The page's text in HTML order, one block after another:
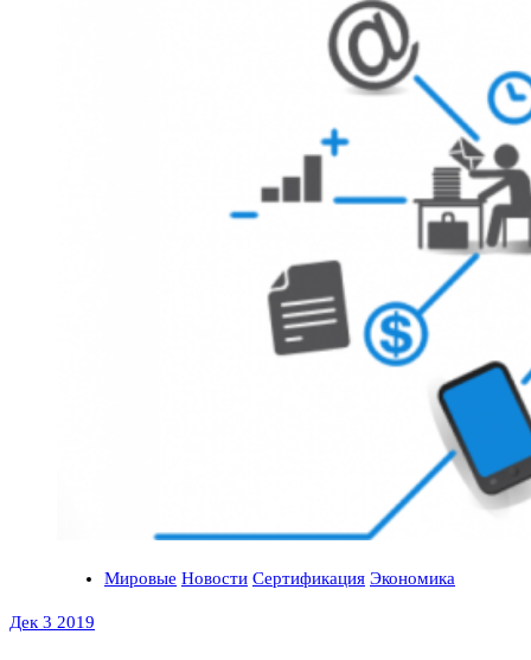
Мировые Новости Сертификация Экономика
Дек 3 2019